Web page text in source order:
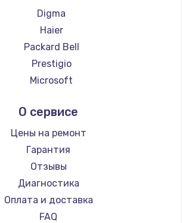
Ремонт ноутбуков ZTE
Ремонт ноутбуков Hiper
Ремонт ноутбуков Evga
ноутбуков Google
ноутбуков Echips
ноутбуков Predator
Ремонт ноутбуков iru
ноутбуков Machenike
Ремонт ноутбуков DEXP
ноутбуков Teclast
ноутбуков CHUWI
ноутбуков Colorful
Digma
Haier
Packard Bell
Prestigio
Microsoft
Aquarius
Gigabyte
Aorus
Maibenben
Getac
Epson
Philips
О сервисе
Цены на ремонт
Гарантия
Отзывы
Диагностика
Оплата и доставка
FAQ